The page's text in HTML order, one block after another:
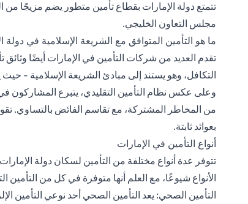
تتمتع دولة الإمارات بقطاع تأمين متطور يضم مزيجًا من
مجلس التعاون الخليجي.
ما هو التأمين المتوافق مع الشريعة الإسلامية في دولة
تقدم العديد من شركات التأمين في الإمارات أيضًا وثائق
التكافل، وهو يستند إلى مبادئ الشريعة الإسلامية -
وعلى عكس نظام التأمين التقليدي، يتبرع المشاركون
من المخاطر المشتركة، مع تقاسم الفائض بالتساوي.
بعوائد ثابتة.
أنواع التأمين في الإمارات
تتوفر عدة أنواع مختلفة من التأمين لسكان دولة
الأنواع شيوعًا، مع العلم أنها متوفرة في كل من التأمين
التأمين الصحي: يعد التأمين الصحي أحد نوعي التأمين